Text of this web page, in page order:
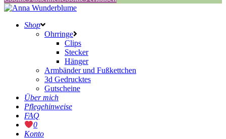
Shop
Ohrringe
Clips
Stecker
Hänger
Armbänder und Fußkettchen
3d Gedrucktes
Gutscheine
Über mich
Pflegehinweise
FAQ
0
Konto